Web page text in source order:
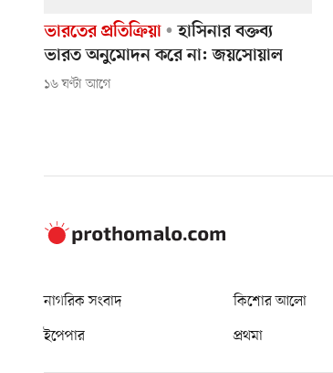
ভারতের প্রতিক্রিয়া
হাসিনার বক্তব্য
ভারত অনুমোদন করে না: জয়সোয়াল
১৬ ঘণ্টা আগে
নাগরিক সংবাদ কিশোর আলো
ইপেপার
প্রথমা